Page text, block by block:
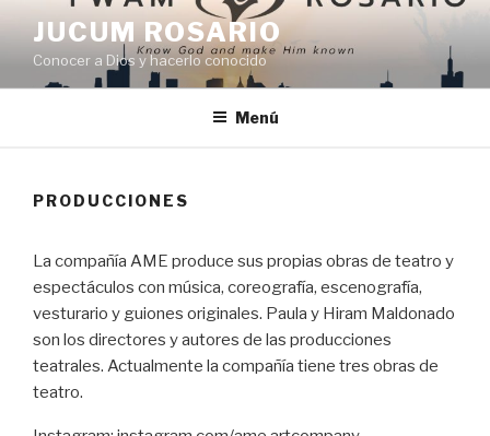
JUCUM ROSARIO
Conocer a Dios y hacerlo conocido
Menú
PRODUCCIONES
La compañía AME produce sus propias obras de teatro y
espectáculos con música, coreografía, escenografía,
vesturario y guiones originales. Paula y Hiram Maldonado
son los directores y autores de las producciones
teatrales. Actualmente la compañía tiene tres obras de
teatro.